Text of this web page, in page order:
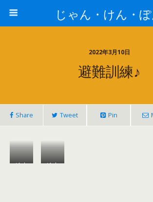
じゃん・けん・
2022年3月10日
避難訓練♪
Share Tweet Pin
絵本
絵本